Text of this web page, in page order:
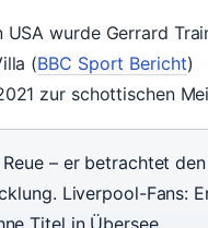
wurde Gerrard
(BBC Sport Bericht)
zur schottischen
– er betrachtet
Liverpool-Fans: